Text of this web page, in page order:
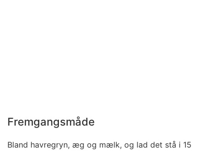
Fremgangsmåde
Bland havregryn, æg og mælk, og lad det stå i 15